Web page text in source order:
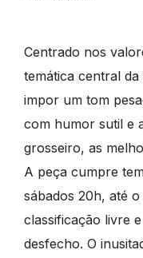
Centrado nos
temática central
impor um tom
com humor sutil e
grosseiro, as
A peça cumpre
sábados 20h, até
classificação livre
desfecho. O